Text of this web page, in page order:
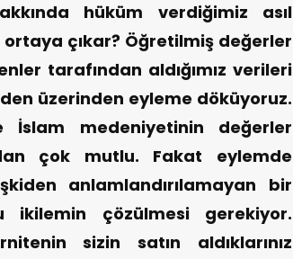
hüküm verdiğimiz asıl
ortaya çıkar? Öğretilmiş değerler
tarafından aldığımız verileri
üzerinden eyleme döküyoruz.
İslam medeniyetinin değerler
çok mutlu. Fakat eylemde
anlamlandırılamayan bir
ikilemin çözülmesi gerekiyor.
sizin satın aldıklarınız